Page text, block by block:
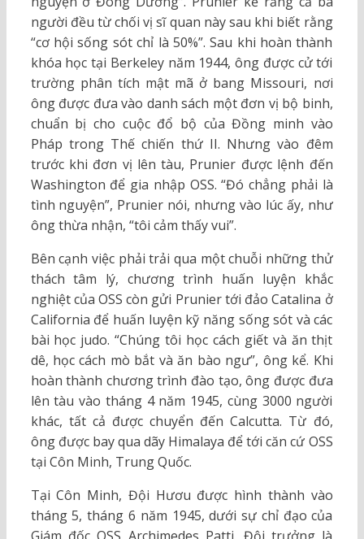
người đều từ chối vị sĩ quan này sau khi biết rằng
“cơ hội sống sót chỉ là 50%”. Sau khi hoàn thành
khóa học tại Berkeley năm 1944, ông được cử tới
trường phân tích mật mã ở bang Missouri, nơi
ông được đưa vào danh sách một đơn vị bộ binh,
chuẩn bị cho cuộc đổ bộ của Đồng minh vào
Pháp trong Thế chiến thứ II. Nhưng vào đêm
trước khi đơn vị lên tàu, Prunier được lệnh đến
Washington để gia nhập OSS. “Đó chẳng phải là
tình nguyện”, Prunier nói, nhưng vào lúc ấy, như
ông thừa nhận, “tôi cảm thấy vui”.
Bên cạnh việc phải trải qua một chuỗi những thử
thách tâm lý, chương trình huấn luyện khắc
nghiệt của OSS còn gửi Prunier tới đảo Catalina ở
California để huấn luyện kỹ năng sống sót và các
bài học judo. “Chúng tôi học cách giết và ăn thịt
dê, học cách mò bắt và ăn bào ngư”, ông kể. Khi
hoàn thành chương trình đào tạo, ông được đưa
lên tàu vào tháng 4 năm 1945, cùng 3000 người
khác, tất cả được chuyển đến Calcutta. Từ đó,
ông được bay qua dãy Himalaya để tới căn cứ OSS
tại Côn Minh, Trung Quốc.
Tại Côn Minh, Đội Hươu được hình thành vào
tháng 5, tháng 6 năm 1945, dưới sự chỉ đạo của